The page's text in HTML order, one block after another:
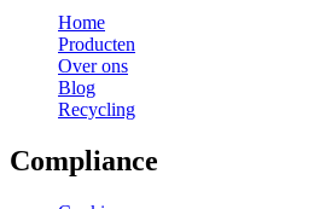
Home
Producten
Over ons
Blog
Recycling
Compliance